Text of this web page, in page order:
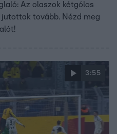
Az olaszok kétgólos
tovább. Nézd meg
3:55